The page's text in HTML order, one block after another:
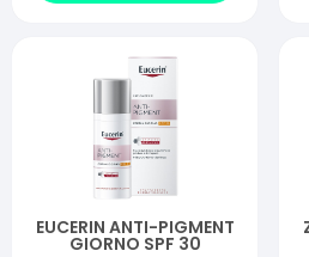
EUCERIN ANTI-PIGMENT
GIORNO SPF 30